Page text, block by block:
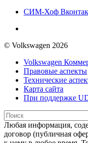
СИМ-Хоф
© Volkswagen 2026
Volkswagen
Правовые аспекты
Технические
Карта сайта
При поддержке
Любая информация,
договор (публичная